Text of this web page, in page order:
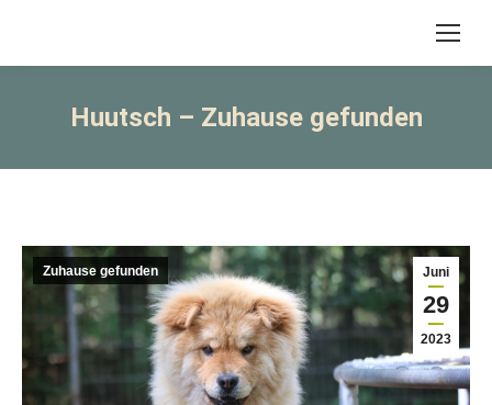
Huutsch – Zuhause gefunden
Juni
29
2023
Zuhause gefunden